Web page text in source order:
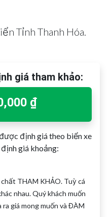
Tỉnh Thanh Hóa.
giá tham khảo:
₫
định giá theo biển xe
giá khoảng:
THAM KHẢO. Tuỳ cá
nhau. Quý khách muốn
giá mong muốn và ĐÀM